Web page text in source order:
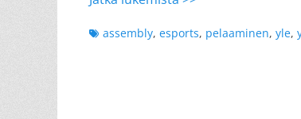
Tagsassembly, esports, pelaaminen, yle,